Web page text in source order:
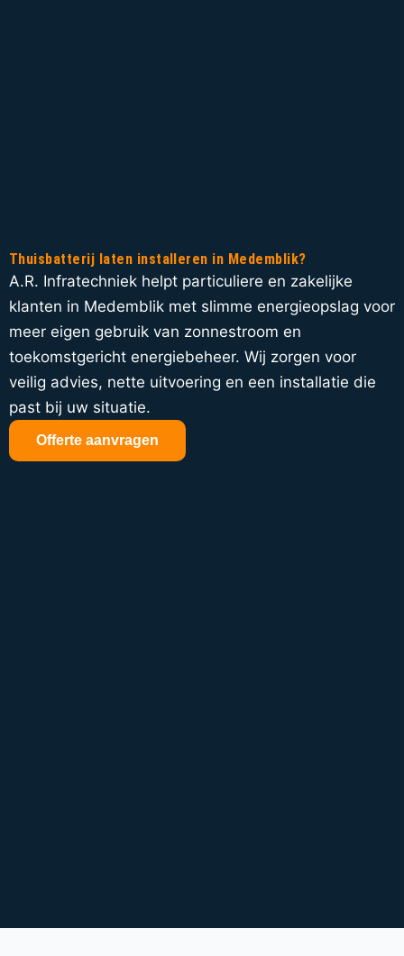
Thuisbatterij laten installeren in Medemblik?
A.R. Infratechniek helpt particuliere en zakelijke
klanten in Medemblik met slimme energieopslag voor
meer eigen gebruik van zonnestroom en
toekomstgericht energiebeheer. Wij zorgen voor
veilig advies, nette uitvoering en een installatie die
past bij uw situatie.
Offerte aanvragen